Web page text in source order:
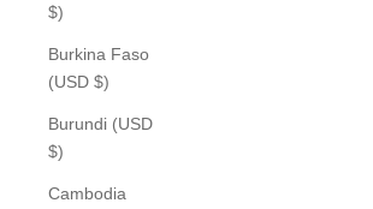
$)
Burkina Faso
(USD $)
Burundi (USD
$)
Cambodia